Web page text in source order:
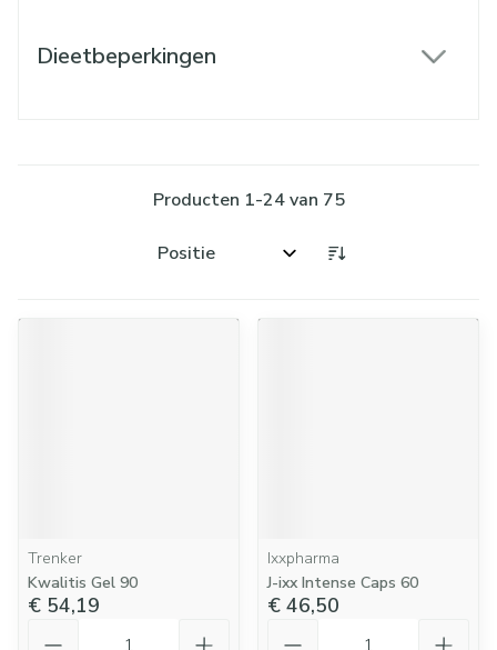
Dieetbeperkingen
Producten 1-24van 75
Sorteer op:
Trenker
Kwalitis Gel 90
€ 54,19
Ixxpharma
J-ixx Intense Caps 60
€ 46,50